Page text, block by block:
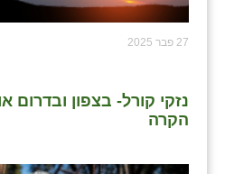
27 פבר 2025
נזקי קורל- בצפון ובדרום
הקרה